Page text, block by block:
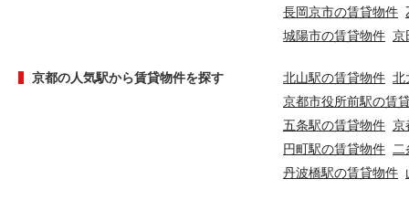
長岡京市の賃貸物件
城陽市の賃貸物件 京
京都の人気駅から賃貸物件を探す 北山駅の賃貸物件 北
京都市役所前駅の賃
五条駅の賃貸物件 京
円町駅の賃貸物件
丹波橋駅の賃貸物件